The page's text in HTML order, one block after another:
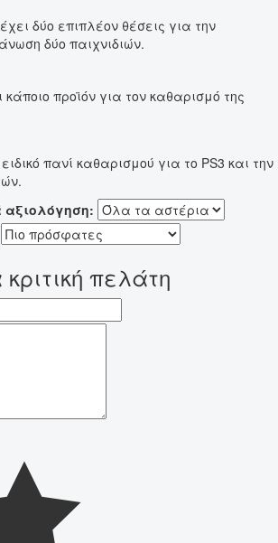
δύο επιπλέον θέσεις για την
δύο παιχνιδιών.
προϊόν για τον καθαρισμό της
πανί καθαρισμού για το PS3 και την
αξιολόγηση:
πελάτη